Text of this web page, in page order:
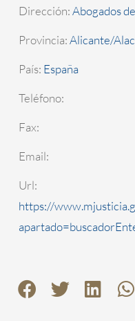
Dirección:Abogados
Provincia:Alicante/
País: España
Teléfono:
Fax:
Email:
Url:
https://